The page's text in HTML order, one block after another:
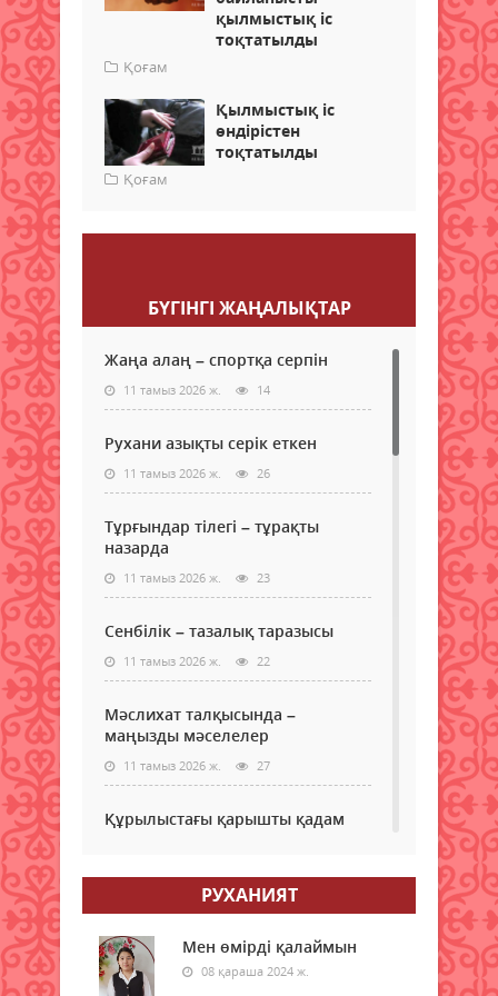
қылмыстық іс
тоқтатылды
Қоғам
Қылмыстық іс
өндірістен
тоқтатылды
Қоғам
БҮГІНГI ЖАҢАЛЫҚТАР
Жаңа алаң – спортқа серпін
11 тамыз 2026 ж. 14
Рухани азықты серік еткен
11 тамыз 2026 ж. 26
Тұрғындар тілегі – тұрақты
назарда
11 тамыз 2026 ж. 23
Сенбілік – тазалық таразысы
11 тамыз 2026 ж. 22
Мәслихат талқысында –
маңызды мәселелер
11 тамыз 2026 ж. 27
Құрылыстағы қарышты қадам
Елеулі еңбек иесіне құрмет
11 тамыз 2026 ж.
Даналықтың дара жолы: ақыл ой
РУХАНИЯТ
Мен өмірді қалаймын
08 қараша 2024 ж.